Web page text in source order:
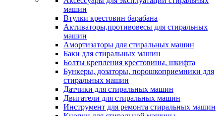
машин
Втулки крестовин барабана
Активаторы,противовесы для стиральных
машин
Амортизаторы для стиральных машин
Баки для стиральных машин
Болты крепления крестовины, шкифта
Бункеры, дозаторы, порошкоприемники для
стиральных машин
Датчики для стиральных машин
Двигатели для стиральных машин
Инструмент для ремонта стиральных машин